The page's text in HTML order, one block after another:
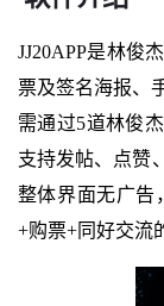
JJ20APP是林俊
票及签名海报、
需通过5道林俊
支持发帖、点赞
整体界面无广告
+购票+同好交流